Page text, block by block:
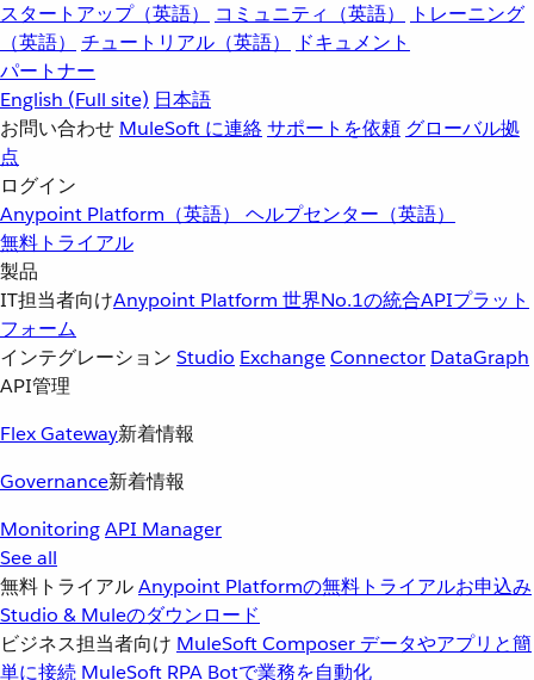
スタートアップ（英語）
コミュニティ（英語）
トレーニング
（英語）
チュートリアル（英語）
ドキュメント
パートナー
English (Full site) 日本語
お問い合わせ MuleSoft に連絡サポートを依頼 グローバル拠
点
ログイン
Anypoint Platform（英語） ヘルプセンター（英語）
無料トライアル
製品
IT担当者向けAnypoint Platform 世界No.1の統合APIプラット
フォーム
インテグレーション Studio ExchangeConnector DataGraph
API管理
Flex Gateway新着情報
Governance新着情報
MonitoringAPI Manager
See all
無料トライアルAnypoint Platformの無料トライアルお申込み
Studio & Muleのダウンロード
ビジネス担当者向け MuleSoft Composer データやアプリと簡
単に接続 MuleSoft RPA Botで業務を自動化